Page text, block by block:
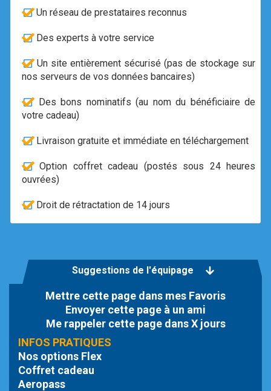
Un réseau de prestataires reconnus
Des experts à votre service
Un site entièrement sécurisé (pas de stockage sur
nos serveurs de vos données bancaires)
Des bons nominatifs (au nom du bénéficiaire de
votre cadeau)
Livraison gratuite et immédiate en téléchargement
Option coffret cadeau (postés sous 24 heures
ouvrées)
Droit de rétractation de 14 jours
Suggestions de l'équipage
Mettre cette page dans mes Favoris
Envoyer cette page à un ami
Me rappeler cette page dans X jours
INFOS PRATIQUES
Nos options Flex
Coffret cadeau
Aeropass